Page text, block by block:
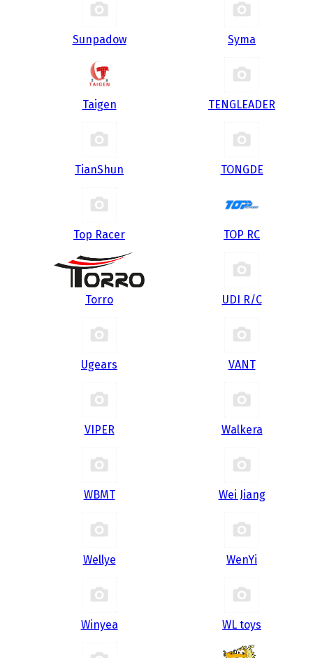
Sunpadow Syma
Taigen TENGLEADER
TianShun TONGDE
Top Racer TOP RC
Torro UDI R/С
Ugears VANT
VIPER Walkera
WBMT Wei Jiang
Wellye WenYi
Winyea WL toys